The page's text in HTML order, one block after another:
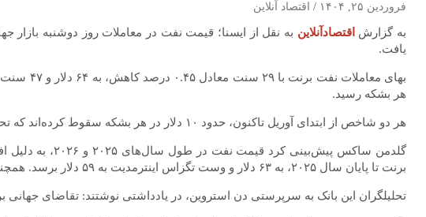
فروردین ۲۵, ۱۴۰۴ اقتصاد آنلاین
به گزارش اقتصادآنلاین به نقل از ایسنا؛ قیمت نفت در معاملات روز دوشنبه
یافت.
هر بشکه رسید.
هر دو شاخص از ابتدای آوریل تاکنون، حدود ۱۰ دلار در هر بشکه سقوط کرده‌اند که تحت تاثیر تشدید جنگ تجاری میان دو اقتصاد بزرگ جهان بوده است.
گلدمن ساکس
برنت تا پایان سال ۲۰۲۵، به ۶۳ دلار و وست تگزاس اینترمدیت به ۵۹ دلار برسد. همچنین، میانگین قیمت نفت در سال ۲۰۲۶ به ۵۸ دلار و شاخص نفت آمریکا، به ۵۵ دلار می‌رسد.
تحلیلگران این بانک به سرپرستی دن استروین، در یادداشتی نوشتند: تقاضای جهانی برای نفت در سه ماهه چهارم سال ۲۰۲۵، فقط ۳۰۰